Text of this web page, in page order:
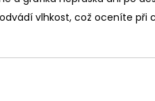
vlhkost, což oceníte při